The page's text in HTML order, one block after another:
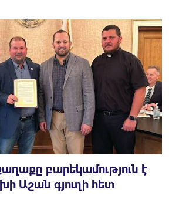
բարեկամություն է
Աշան գյուղի հետ